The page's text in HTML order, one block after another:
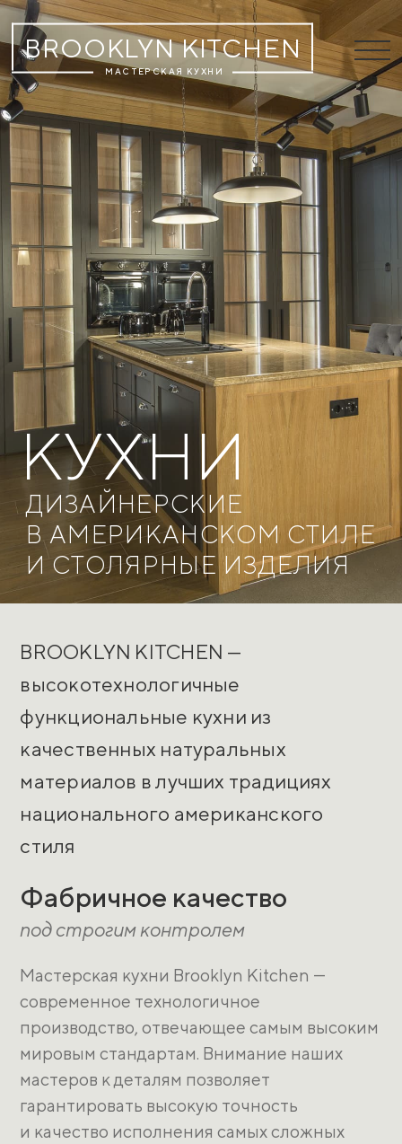
BROOKLYN KITCHEN
МАСТЕРСКАЯ КУХНИ
МАСТЕРСКАЯ
СТОЛЯРНЫЕ ИЗДЕЛИЯ
И ДИЗАЙНЕРСКИЕ КУХНИ
КУХНИ
ДИЗАЙНЕРСКИЕ
В АМЕРИКАНСКОМ СТИЛЕ
И СТОЛЯРНЫЕ ИЗДЕЛИЯ
BROOKLYN KITCHEN —
высокотехнологичные
функциональные кухни из
качественных натуральных
материалов в лучших традициях
национального американского
стиля
Фабричное качество
под строгим контролем
Мастерская кухни Brooklyn Kitchen —
современное технологичное
производство, отвечающее самым высоким
мировым стандартам. Внимание наших
мастеров к деталям позволяет
гарантировать высокую точность
и качество исполнения самых сложных